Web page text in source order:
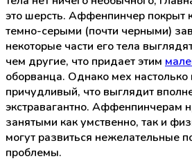
это шерсть. Аффенпинчер покрыт
темно-серыми (почти черными)
некоторые части его тела
чем другие, что придает этим
оборванца. Однако мех
причудливый, что выглядит
экстравагантно. Аффенпинчерам
занятыми как умственно, так и
могут развиться нежелательные
проблемы.